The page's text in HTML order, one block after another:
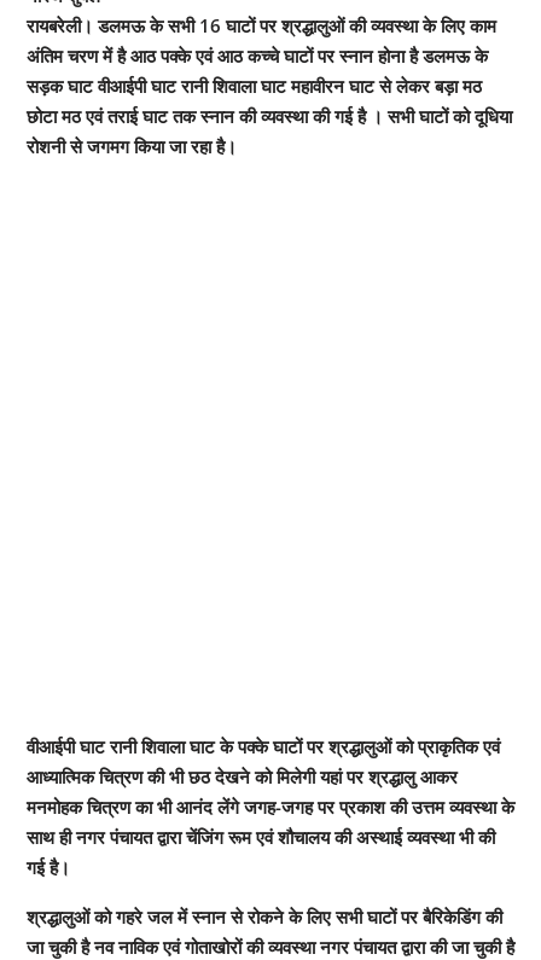
रायबरेली। डलमऊ के सभी 16 घाटों पर श्रद्धालुओं की व्यवस्था के लिए काम
अंतिम चरण में है आठ पक्के एवं आठ कच्चे घाटों पर स्नान होना है डलमऊ के
सड़क घाट वीआईपी घाट रानी शिवाला घाट महावीरन घाट से लेकर बड़ा मठ
छोटा मठ एवं तराई घाट तक स्नान की व्यवस्था की गई है । सभी घाटों को दूधिया
रोशनी से जगमग किया जा रहा है।
वीआईपी घाट रानी शिवाला घाट के पक्के घाटों पर श्रद्धालुओं को प्राकृतिक एवं
आध्यात्मिक चित्रण की भी छठ देखने को मिलेगी यहां पर श्रद्धालु आकर
मनमोहक चित्रण का भी आनंद लेंगे जगह-जगह पर प्रकाश की उत्तम व्यवस्था के
साथ ही नगर पंचायत द्वारा चेंजिंग रूम एवं शौचालय की अस्थाई व्यवस्था भी की
गई है।
श्रद्धालुओं को गहरे जल में स्नान से रोकने के लिए सभी घाटों पर बैरिकेडिंग की
जा चुकी है नव नाविक एवं गोताखोरों की व्यवस्था नगर पंचायत द्वारा की जा चुकी है